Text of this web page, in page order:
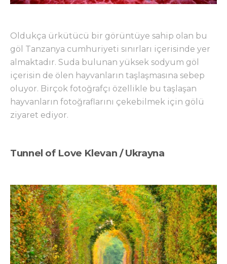
Oldukça ürkütücü bir görüntüye sahip olan bu
göl Tanzanya cumhuriyeti sınırları içerisinde yer
almaktadır. Suda bulunan yüksek sodyum göl
içerisin de ölen hayvanların taşlaşmasına sebep
oluyor. Birçok fotoğrafçı özellikle bu taşlaşan
hayvanların fotoğraflarını çekebilmek için gölü
ziyaret ediyor.
Tunnel of Love Klevan / Ukrayna